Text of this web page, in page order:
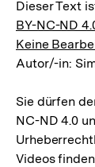
Dieser Text
BY-NC-ND
Keine
Autor/-in:
Sie dürfen
NC-ND 4.0
Videos